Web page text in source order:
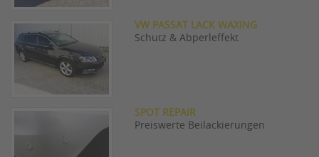
VW PASSAT LACK WAXING
Schutz & Abperleffekt
SPOT REPAIR
Preiswerte Beilackierungen